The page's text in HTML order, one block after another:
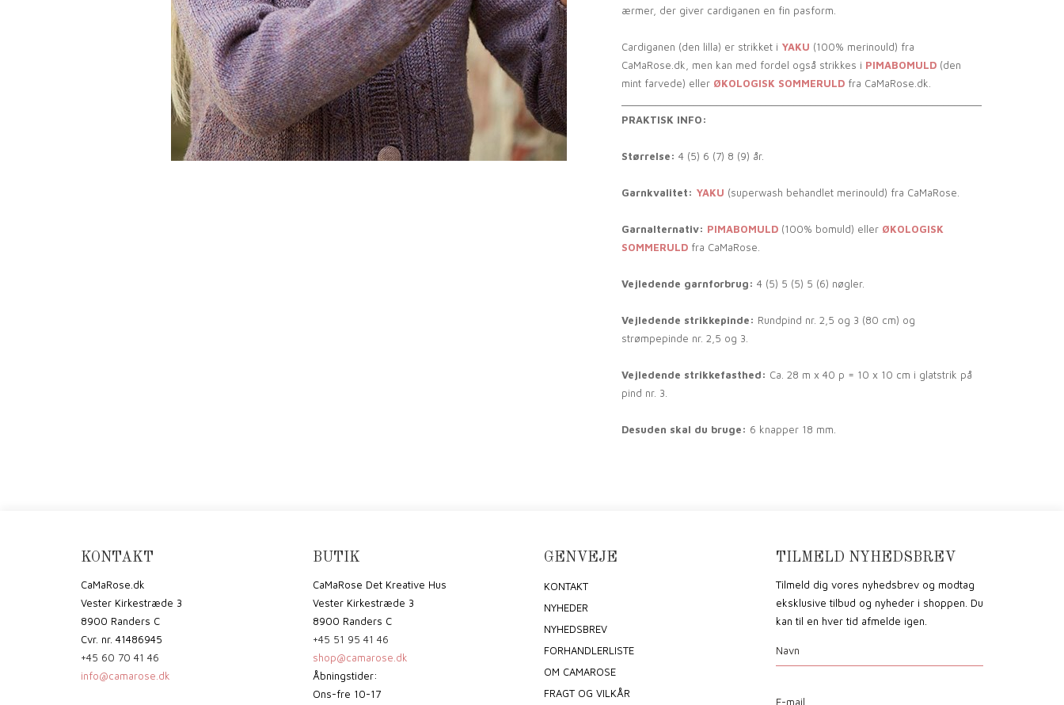
ærmer, der giver cardiganen en fin pasform.
Cardiganen (den lilla) er strikket i YAKU (100% merinould) fra
CaMaRose.dk, men kan med fordel også strikkes i PIMABOMULD(den
mint farvede) eller ØKOLOGISK SOMMERULD fra CaMaRose.dk.
PRAKTISK INFO:
Størrelse: 4 (5) 6 (7) 8 (9) år.
Garnkvalitet: YAKU (superwash behandlet merinould) fra CaMaRose.
Garnalternativ: PIMABOMULD(100% bomuld) eller ØKOLOGISK
SOMMERULDfra CaMaRose.
Vejledende garnforbrug: 4 (5) 5 (5) 5 (6) nøgler.
Vejledende strikkepinde: Rundpind nr. 2,5 og 3 (80 cm) og
strømpepinde nr. 2,5 og 3.
Vejledende strikkefasthed: Ca. 28 m x 40 p = 10 x 10 cm i glatstrik på
pind nr. 3.
Desuden skal du bruge: 6 knapper 18 mm.
KONTAKT
CaMaRose.dk
Vester Kirkestræde 3
8900 Randers C
Cvr. nr. 41486945
+45 60 70 41 46
info@camarose.dk
BUTIK
CaMaRose Det Kreative Hus
Vester Kirkestræde 3
8900 Randers C
+45 51 95 41 46
shop@camarose.dk
Åbningstider:
Ons-fre 10-17
GENVEJE
KONTAKT
NYHEDER
NYHEDSBREV
FORHANDLERLISTE
OM CAMAROSE
FRAGT OG VILKÅR
TILMELD NYHEDSBREV
Tilmeld dig vores nyhedsbrev og modtag
eksklusive tilbud og nyheder i shoppen. Du
kan til en hver tid afmelde igen.